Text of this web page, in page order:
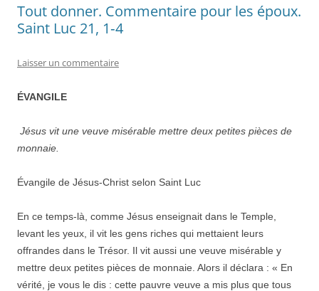
Tout donner. Commentaire pour les époux.
Saint Luc 21, 1‐4
Laisser un commentaire
ÉVANGILE
Jésus vit une veuve misérable mettre deux petites pièces de
monnaie.
Évangile de Jésus-Christ selon Saint Luc
En ce temps-là, comme Jésus enseignait dans le Temple,
levant les yeux, il vit les gens riches qui mettaient leurs
offrandes dans le Trésor. Il vit aussi une veuve misérable y
mettre deux petites pièces de monnaie. Alors il déclara : « En
vérité, je vous le dis : cette pauvre veuve a mis plus que tous